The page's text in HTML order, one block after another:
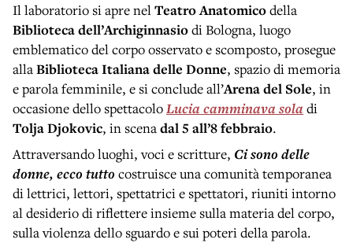
Il laboratorio si apre nelTeatro Anatomicodella
Biblioteca dell’Archiginnasiodi Bologna, luogo
emblematico del corpo osservato e scomposto, prosegue
allaBiblioteca Italiana delle Donne, spazio di memoria
e parola femminile, e si conclude all’Arena del Sole, in
occasione dello spettacoloLucia camminava sola di
Tolja Djokovic, in scenadal 5 all’8 febbraio.
Attraversando luoghi, voci e scritture, Ci sono delle
donne, ecco tutto costruisce una comunità temporanea
di lettrici, lettori, spettatrici e spettatori, riuniti intorno
al desiderio di riflettere insieme sulla materia del corpo,
sulla violenza dello sguardo e sui poteri della parola.